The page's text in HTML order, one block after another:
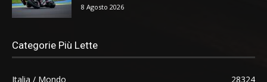
8 Agosto 2026
Categorie Più Lette
Italia / Mondo
28324